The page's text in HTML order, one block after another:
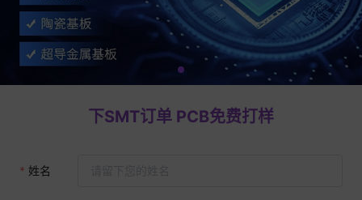
下SMT订单 PCB免费打样
姓名